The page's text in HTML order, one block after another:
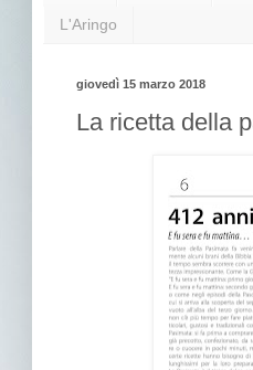
L'Aringo
giovedì 15 marzo 2018
La ricetta della